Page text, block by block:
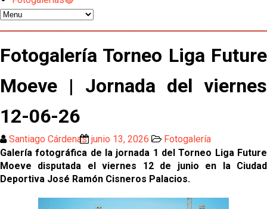
El Sevilla FC pregunta al Atlético de Madrid por la
situación de Iker Luque
Nico Guillén:"Es importante que el equipo sea una
familia y se refleje en el campo"
El Sevilla oficializa el traspaso de Sow
Miguel Sierra: La temporada pasada se vio
reflejado que podemos tirar para delante y
trabajamos con ilusión
Diomande ya es madridista mientras Rodri agita el
mercado
OFICIAL | Juanlu se marcha al Bournemouth
Fotogalería Torneo Liga Future
Moeve | Jornada del viernes
12-06-26
Santiago Cárdenas junio 13, 2026
Fotogalería
Galería fotográfica de la jornada 1 del Torneo Liga Future
Moeve disputada el viernes 12 de junio en la Ciudad
Deportiva José Ramón Cisneros Palacios.